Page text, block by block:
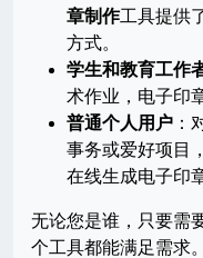
章制作工具提供
方式。
学生和教育工作
术作业，电子印
普通个人用户 ：
事务或爱好项目
在线生成电子印
无论您是谁，只要需
个工具都能满足需求